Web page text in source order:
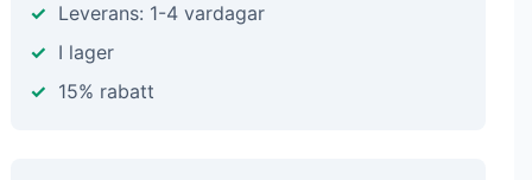
Leverans: 1-4 vardagar
I lager
15% rabatt